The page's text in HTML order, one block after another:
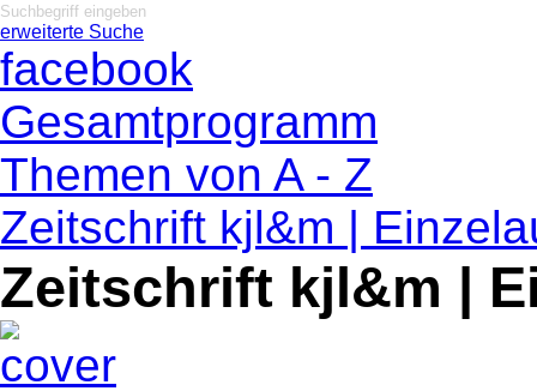
erweiterte Suche
facebook
Gesamtprogramm
Themen von A - Z
Zeitschrift kjl&m |
Zeitschrift kjl&m |